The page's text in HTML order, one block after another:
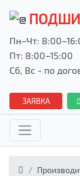
Пн–Чт:
Пт: 8:00–15:00
Сб, Вс - по
ЗАЯВКА